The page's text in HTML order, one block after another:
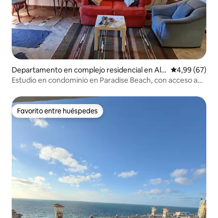
Departamento en complejo residencial en Al B
itash Sharq
Calificación
4,99 (67)
Estudio en condominio en Paradise Beach, con acceso a
Favorito entre huéspedes
Favorito entre huéspedes